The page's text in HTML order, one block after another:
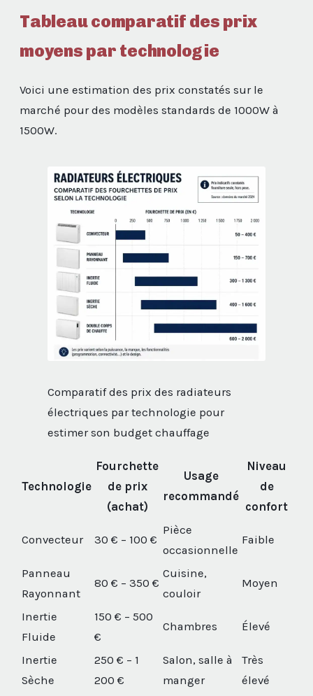
Tableau comparatif des prix
moyens par technologie
Voici une estimation des prix constatés sur le
marché pour des modèles standards de 1000W à
1500W.
Comparatif des prix des radiateurs
électriques par technologie pour
estimer son budget chauffage
Technologie
Fourchette
de prix
(achat)
Usage
recommandé
Niveau
de
confort
Convecteur 30 € – 100 €
Pièce
occasionnelle
Faible
Panneau
Rayonnant
80 € – 350 €
Cuisine,
couloir
Moyen
Inertie
Fluide
150 € – 500
€
Chambres Élevé
Inertie
Sèche
250 € – 1
200 €
Salon, salle à
manger
Très
élevé